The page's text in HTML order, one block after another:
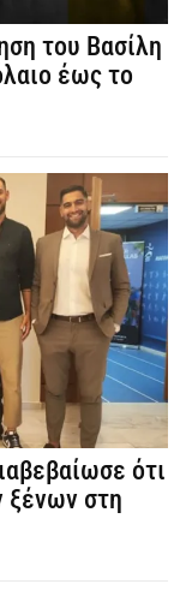
του Βασίλη
έως το
ότι
ξένων στη